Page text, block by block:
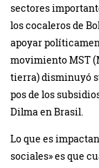
sectores
los cocaleros de
apoyar
movimiento MST
tierra) disminuyó
pos de los
Dilma en Brasil.
Lo que es
sociales» es que